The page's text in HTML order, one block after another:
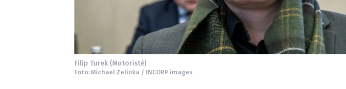
Filip Turek (Motoristé)
Foto: Michael Zelinka / INCORP images